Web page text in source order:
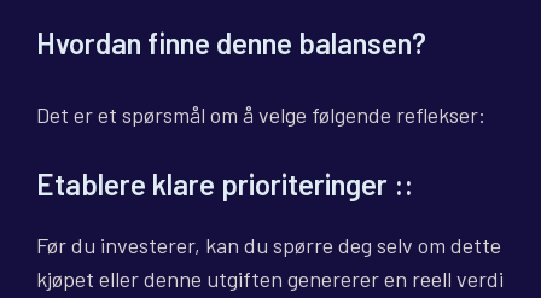
Hvordan finne denne balansen?
Det er et spørsmål om å velge følgende reflekser:
Etablere klare prioriteringer ::
Før du investerer, kan du spørre deg selv om dette
kjøpet eller denne utgiften genererer en reell verdi